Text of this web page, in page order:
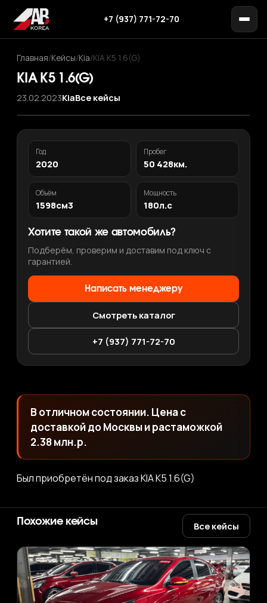
+7 (937) 771-72-70
Главная/Кейсы/Kia/KIA K5 1.6(G)
KIA K5 1.6(G)
23.02.2023KiaВсе кейсы
Год
2020
Пробег
50 428км.
Объём
1598см3
Мощность
180л.с
Хотите такой же автомобиль?
Подберём, проверим и доставим под ключ с
гарантией.
Написать менеджеру
Смотреть каталог
+7 (937) 771-72-70
В отличном состоянии. Цена с
доставкой до Москвы и растаможкой
2.38 млн.р.
Был приобретён под заказ KIA K5 1.6(G)
Похожие кейсы Все кейсы